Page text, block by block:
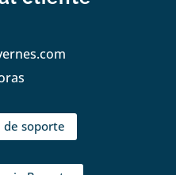
de soporte